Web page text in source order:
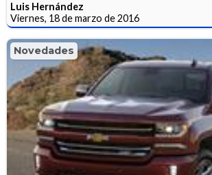
Luis Hernández
Viernes, 18 de marzo de 2016
Novedades